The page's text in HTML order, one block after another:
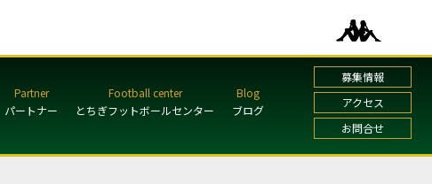
募集情報
アクセス
お問合せ
パートナー とちぎフットボールセンター ブログ